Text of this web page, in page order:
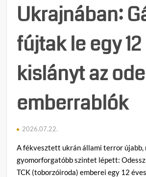
Ukrajnában:
fújtak le egy
kislányt az
emberrablók
2026.07.22.
A fékvesztett ukrán állami terror újabb,
gyomorforgatóbb szintet lépett:
TCK (toborzóiroda) emberei egy 12